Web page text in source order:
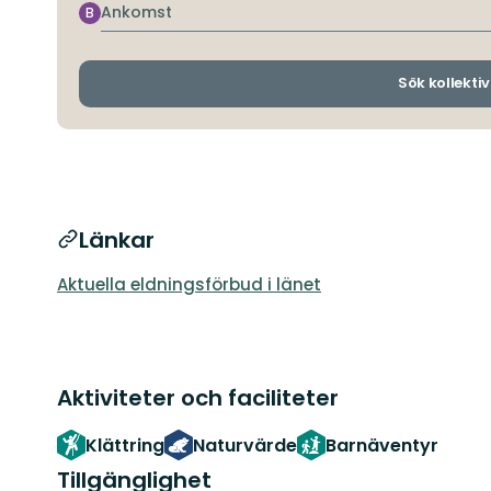
Ankomst
B
Sök
Länkar
Aktuella eldningsförbud i länet
Aktiviteter och faciliteter
Klättring Naturvärde Barnäventyr
Tillgänglighet